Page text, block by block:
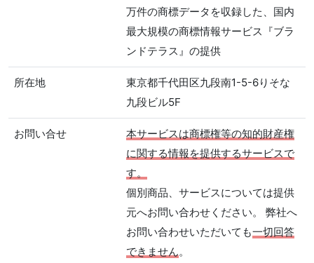
万件の商標データを収録した、国内
最大規模の商標情報サービス『ブラ
ンドテラス』の提供
所在地
東京都千代田区九段南1-5-6りそな
九段ビル5F
お問い合せ
本サービスは商標権等の知的財産権
に関する情報を提供するサービスで
す。
個別商品、サービスについては提供
元へお問い合わせください。 弊社へ
お問い合わせいただいても一切回答
できません。